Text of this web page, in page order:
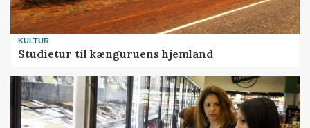
KULTUR
Studietur til kænguruens hjemland